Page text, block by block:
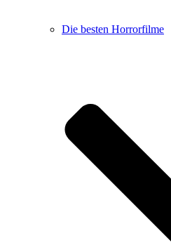
Die besten Horrorfilme